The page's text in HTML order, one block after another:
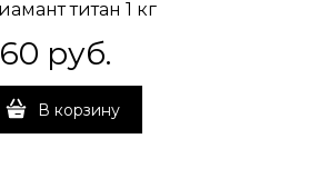
титан 1 кг
руб.
В корзину